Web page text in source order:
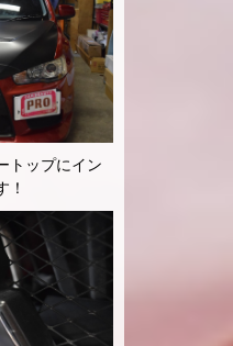
トップにイン
！